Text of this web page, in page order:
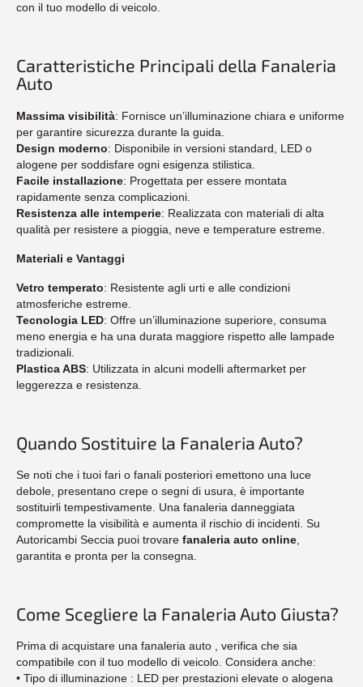
con il tuo modello di veicolo.
Caratteristiche Principali della Fanaleria
Auto
Massima visibilità: Fornisce un’illuminazione chiara e uniforme
per garantire sicurezza durante la guida.
Design moderno: Disponibile in versioni standard, LED o
alogene per soddisfare ogni esigenza stilistica.
Facile installazione: Progettata per essere montata
rapidamente senza complicazioni.
Resistenza alle intemperie: Realizzata con materiali di alta
qualità per resistere a pioggia, neve e temperature estreme.
Materiali e Vantaggi
Vetro temperato: Resistente agli urti e alle condizioni
atmosferiche estreme.
Tecnologia LED: Offre un’illuminazione superiore, consuma
meno energia e ha una durata maggiore rispetto alle lampade
tradizionali.
Plastica ABS: Utilizzata in alcuni modelli aftermarket per
leggerezza e resistenza.
Quando Sostituire la Fanaleria Auto?
Se noti che i tuoi fari o fanali posteriori emettono una luce
debole, presentano crepe o segni di usura, è importante
sostituirli tempestivamente. Una fanaleria danneggiata
compromette la visibilità e aumenta il rischio di incidenti. Su
Autoricambi Seccia puoi trovare fanaleria auto online
garantita e pronta per la consegna.
Come Scegliere la Fanaleria Auto Giusta?
Prima di acquistare una fanaleria auto , verifica che sia
compatibile con il tuo modello di veicolo. Considera anche:
• Tipo di illuminazione : LED per prestazioni elevate o alogena